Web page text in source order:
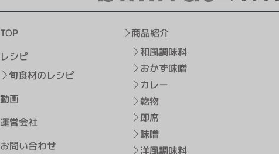
TOP
レシピ
旬食材のレシピ
動画
運営会社
お問い合わせ
商品紹介
和風調味料
おかず味噌
カレー
乾物
即席
味噌
洋風調味料